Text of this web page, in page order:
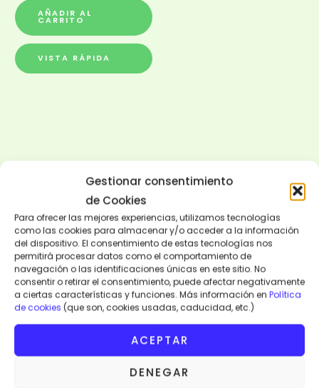
Gestionar consentimiento
de Cookies
Para ofrecer las mejores experiencias, utilizamos tecnologías
como las cookies para almacenar y/o acceder a la información
del dispositivo. El consentimiento de estas tecnologías nos
permitirá procesar datos como el comportamiento de
navegación o las identificaciones únicas en este sitio. No
consentir o retirar el consentimiento, puede afectar negativamente
a ciertas características y funciones. Más información en Política
de cookies (que son, cookies usadas, caducidad, etc.)
ACEPTAR
DENEGAR
Categorias
Moda y Complementos
Bolsas
(10)
AÑADIR AL
CARRITO
VISTA RÁPIDA